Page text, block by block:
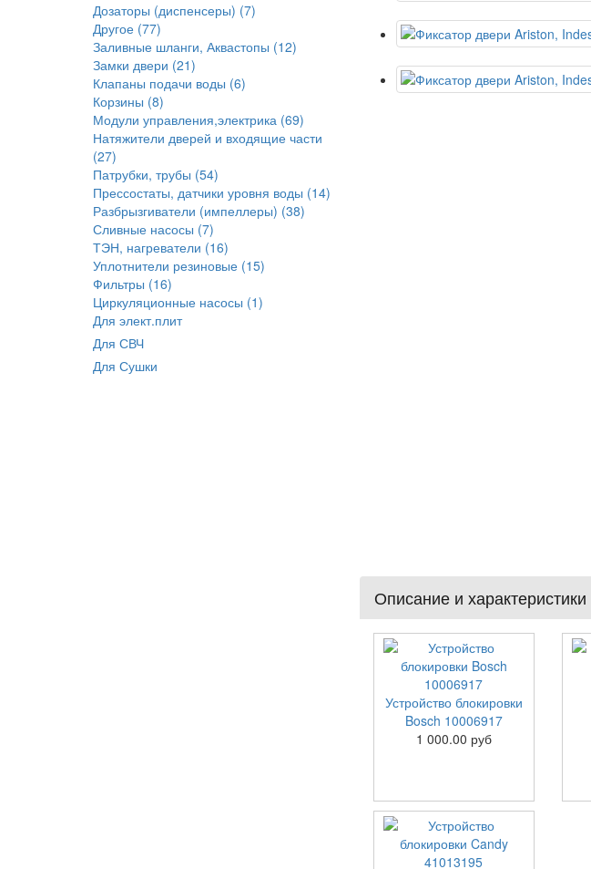
Дозаторы (диспенсеры) (7)
Другое (77)
Заливные шланги, Аквастопы (12)
Замки двери (21)
Клапаны подачи воды (6)
Корзины (8)
Модули управления,электрика (69)
Натяжители дверей и входящие части
(27)
Патрубки, трубы (54)
Прессостаты, датчики уровня воды (14)
Разбрызгиватели (импеллеры) (38)
Сливные насосы (7)
ТЭН, нагреватели (16)
Уплотнители резиновые (15)
Фильтры (16)
Циркуляционные насосы (1)
Для элект.плит
Для СВЧ
Для Сушки
Описание и характеристики
Устройство блокировки
Bosch 10006917
1 000.00 руб